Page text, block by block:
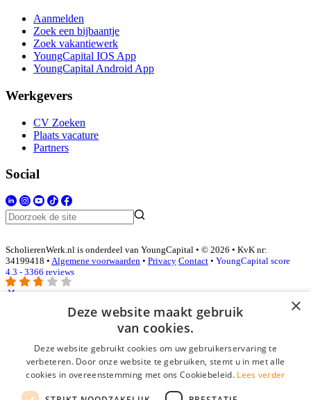
Aanmelden
Zoek een bijbaantje
Zoek vakantiewerk
YoungCapital IOS App
YoungCapital Android App
Werkgevers
CV Zoeken
Plaats vacature
Partners
Social
ScholierenWerk.nl is onderdeel van YoungCapital • © 2026 • KvK nr:
34199418 • Algemene voorwaarden • Privacy Contact • YoungCapital score
4.3 - 3366 reviews
Inloggen als bedrijf
E-mail*
Wachtwoord
×
Deze website maakt gebruik
van cookies.
Deze website gebruikt cookies om uw gebruikerservaring te
verbeteren. Door onze website te gebruiken, stemt u in met alle
cookies in overeenstemming met ons Cookiebeleid. Lees verder